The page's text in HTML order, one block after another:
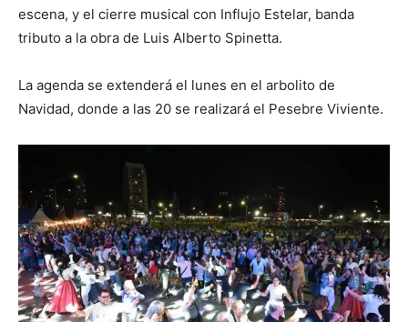
escena, y el cierre musical con Influjo Estelar, banda
tributo a la obra de Luis Alberto Spinetta.
La agenda se extenderá el lunes en el arbolito de
Navidad, donde a las 20 se realizará el Pesebre Viviente.